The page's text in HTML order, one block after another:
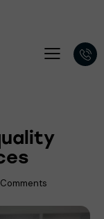
Comments